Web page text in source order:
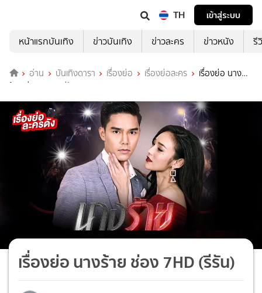
TH
เข้าสู่ระบบ
หน้าแรกบันเทิง
ข่าวบันเทิง ข่าวละคร ข่าวหนัง รี
อ่าน บันเทิงดารา เรื่องย่อ เรื่องย่อละคร
เรื่องย่อ นาง
ร้าย ช่อง 7HD (รีรัน)
เรื่องย่อ นางร้าย ช่อง 7HD (รีรัน)